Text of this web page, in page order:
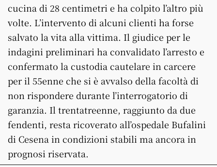
cucina di 28 centimetri e ha colpito l’altro più
volte. L’intervento di alcuni clienti ha forse
salvato la vita alla vittima. Il giudice per le
indagini preliminari ha convalidato l’arresto e
confermato la custodia cautelare in carcere
per il 55enne che si è avvalso della facoltà di
non rispondere durante l’interrogatorio di
garanzia. Il trentatreenne, raggiunto da due
fendenti, resta ricoverato all’ospedale Bufalini
di Cesena in condizioni stabili ma ancora in
prognosi riservata.